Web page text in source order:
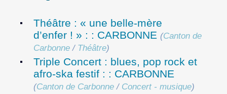
Théâtre : « une belle-mère
d’enfer ! » : : CARBONNE (Canton de
Carbonne / Théâtre)
Triple Concert : blues, pop rock et
afro-ska festif : : CARBONNE
(Canton de Carbonne / Concert - musique)